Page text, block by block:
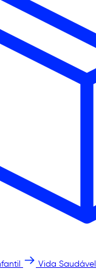
Vida Saudável